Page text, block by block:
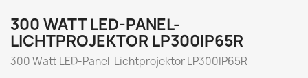
300 WATT LED-PANEL-
LICHTPROJEKTOR LP300IP65R
300 Watt LED-Panel-Lichtprojektor LP300IP65R